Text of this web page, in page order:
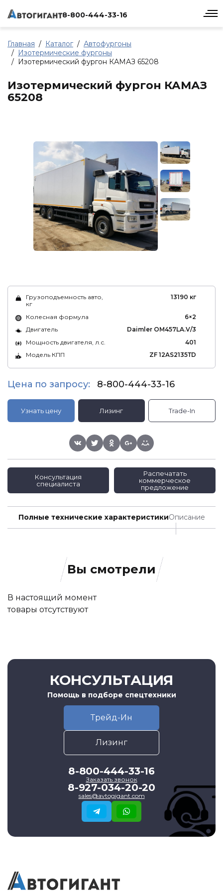
8-800-444-33-16
Главная Каталог
Автофургоны
Изотермические фургоны
Изотермический фургон КАМАЗ 65208
Изотермический фургон КАМАЗ
65208
Грузоподъемность авто,
кг
13190 кг
Колесная формула
6×2
Двигатель
Daimler OM457LA.V/3
Мощность двигателя, л.с.
401
Модель КПП
ZF 12AS2135ТD
Цена по запросу: 8-800-444-33-16
Узнать цену Лизинг Trade-In
Консультация
специалиста
Распечатать
коммерческое
предложение
Полные технические характеристикиОписание
Вы смотрели
В настоящий момент
товары отсутствуют
КОНСУЛЬТАЦИЯ
Помощь в подборе спецтехники
Трейд-Ин
Лизинг
8-800-444-33-16
Заказать звонок
8-927-034-20-20
sales@avtogigant.com